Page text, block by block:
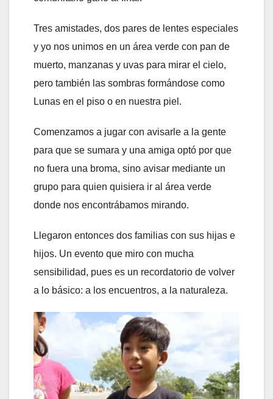
Tres amistades, dos pares de lentes especiales
y yo nos unimos en un área verde con pan de
muerto, manzanas y uvas para mirar el cielo,
pero también las sombras formándose como
Lunas en el piso o en nuestra piel.
Comenzamos a jugar con avisarle a la gente
para que se sumara y una amiga optó por que
no fuera una broma, sino avisar mediante un
grupo para quien quisiera ir al área verde
donde nos encontrábamos mirando.
Llegaron entonces dos familias con sus hijas e
hijos. Un evento que miro con mucha
sensibilidad, pues es un recordatorio de volver
a lo básico: a los encuentros, a la naturaleza.